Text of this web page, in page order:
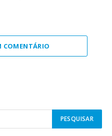
COMENTÁRIO